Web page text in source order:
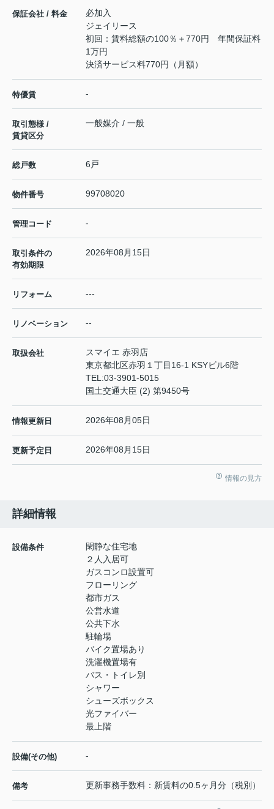
保証会社 / 料金
必加入
ジェイリース
初回：賃料総額の100％＋770円 年間保証料
1万円
決済サービス料770円（月額）
特優賃 -
取引態様 /
賃貸区分
一般媒介 / 一般
総戸数 6戸
物件番号 99708020
管理コード -
取引条件の
有効期限
2026年08月15日
リフォーム ---
リノベーション --
取扱会社
スマイエ 赤羽店
東京都北区赤羽１丁目16-1 KSYビル6階
TEL:03-3901-5015
国土交通大臣 (2) 第9450号
情報更新日 2026年08月05日
更新予定日 2026年08月15日
情報の見方
詳細情報
設備条件
閑静な住宅地
２人入居可
ガスコンロ設置可
フローリング
都市ガス
公営水道
公共下水
駐輪場
バイク置場あり
洗濯機置場有
バス・トイレ別
シャワー
シューズボックス
光ファイバー
最上階
設備(その他) -
備考 更新事務手数料：新賃料の0.5ヶ月分（税別）